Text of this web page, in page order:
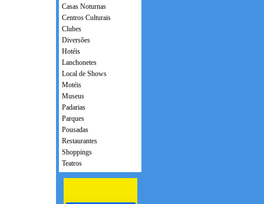
Casas Noturnas
Centros Culturais
Clubes
Diversões
Hotéis
Lanchonetes
Local de Shows
Motéis
Museus
Padarias
Parques
Pousadas
Restaurantes
Shoppings
Teatros